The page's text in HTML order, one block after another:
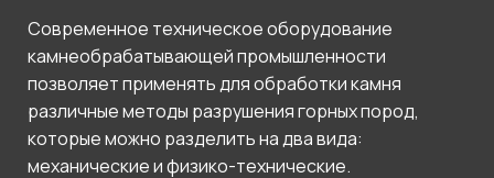
Современное техническое оборудование
камнеобрабатывающей промышленности
позволяет применять для обработки камня
различные методы разрушения горных пород,
которые можно разделить на два вида:
механические и физико-технические.